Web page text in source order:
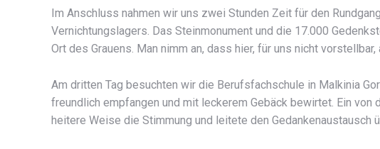
Im Anschluss nahmen wir uns zwei Stunden Zeit für den
Vernichtungslagers. Das Steinmonument und die 17.000
Ort des Grauens. Man nimm an, dass hier, für uns nicht
Am dritten Tag besuchten wir die Berufsfachschule in Malkinia
freundlich empfangen und mit leckerem Gebäck bewirtet. Ein
heitere Weise die Stimmung und leitete den Gedankenaustausch